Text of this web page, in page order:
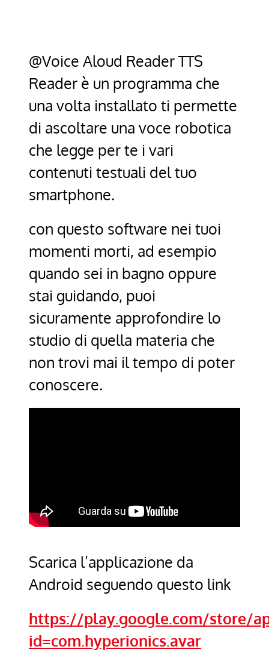
@Voice Aloud Reader TTS
Reader è un programma che
una volta installato ti permette
di ascoltare una voce robotica
che legge per te i vari
contenuti testuali del tuo
smartphone.
con questo software nei tuoi
momenti morti, ad esempio
quando sei in bagno oppure
stai guidando, puoi
sicuramente approfondire lo
studio di quella materia che
non trovi mai il tempo di poter
conoscere.
Scarica l’applicazione da
Android seguendo questo link
https://play.google.com/store/
id=com.hyperionics.avar